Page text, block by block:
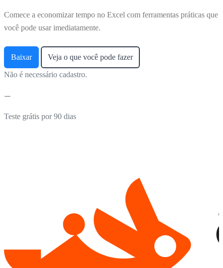
Comece a economizar tempo no Excel com ferramentas práticas que
você pode usar imediatamente.
Baixar Veja o que você pode fazer
Não é necessário cadastro.
Teste grátis por 90 dias